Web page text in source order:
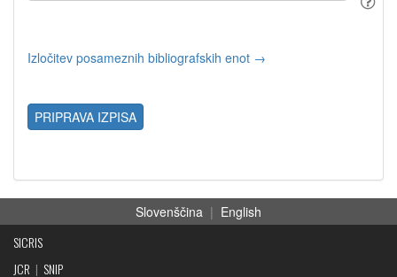
Izločitev posameznih bibliografskih enot →
PRIPRAVA IZPISA
Slovenščina | English
SICRIS
JCR | SNIP